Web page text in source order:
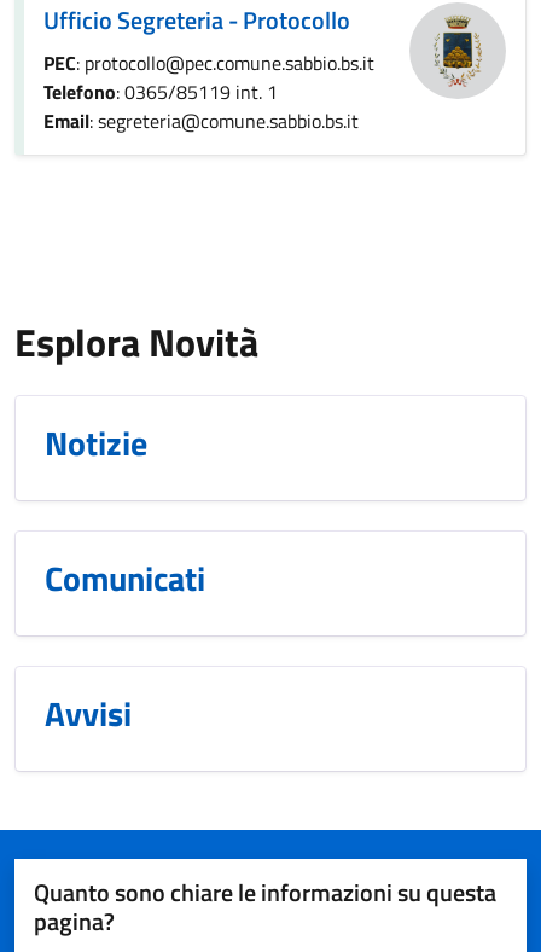
Ufficio Segreteria - Protocollo
PEC: protocollo@pec.comune.sabbio.bs.it
Telefono: 0365/85119 int. 1
Email: segreteria@comune.sabbio.bs.it
Esplora Novità
Notizie
Comunicati
Avvisi
Quanto sono chiare le informazioni su questa
pagina?